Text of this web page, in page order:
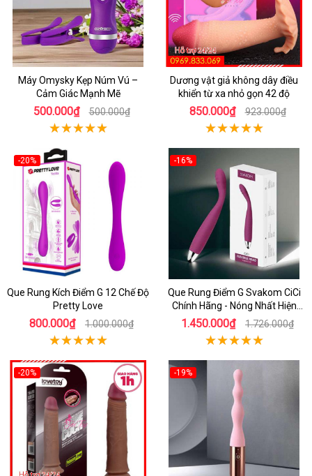
Máy Omysky Kẹp Núm Vú –
Cảm Giác Mạnh Mẽ
500.000₫ 500.000₫
Dương vật giả không dây điều
khiển từ xa nhỏ gọn 42 độ
850.000₫ 923.000₫
-20%
Que Rung Kích Điểm G 12 Chế Độ
Pretty Love
800.000₫ 1.000.000₫
-16%
Que Rung Điểm G Svakom CiCi
Chính Hãng - Nóng Nhất Hiện
Nay
1.450.000₫ 1.726.000₫
-20% -19%